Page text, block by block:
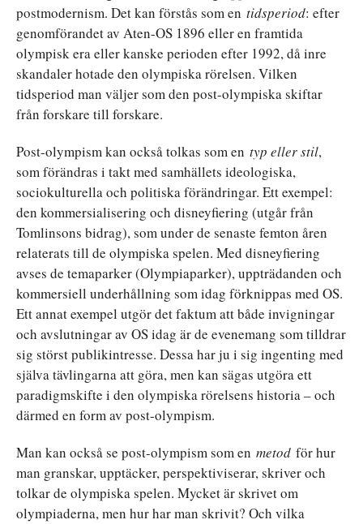
postmodernism. Det kan förstås som en tidsperiod: efter
genomförandet av Aten-OS 1896 eller en framtida
olympisk era eller kanske perioden efter 1992, då inre
skandaler hotade den olympiska rörelsen. Vilken
tidsperiod man väljer som den post-olympiska skiftar
från forskare till forskare.
Post-olympism kan också tolkas som en typ eller stil,
som förändras i takt med samhällets ideologiska,
sociokulturella och politiska förändringar. Ett exempel:
den kommersialisering och disneyfiering (utgår från
Tomlinsons bidrag), som under de senaste femton åren
relaterats till de olympiska spelen. Med disneyfiering
avses de temaparker (Olympiaparker), uppträdanden och
kommersiell underhållning som idag förknippas med OS.
Ett annat exempel utgör det faktum att både invigningar
och avslutningar av OS idag är de evenemang som tilldrar
sig störst publikintresse. Dessa har ju i sig ingenting med
själva tävlingarna att göra, men kan sägas utgöra ett
paradigmskifte i den olympiska rörelsens historia – och
därmed en form av post-olympism.
Man kan också se post-olympism som en metod för hur
man granskar, upptäcker, perspektiviserar, skriver och
tolkar de olympiska spelen. Mycket är skrivet om
olympiaderna, men hur har man skrivit? Och vilka